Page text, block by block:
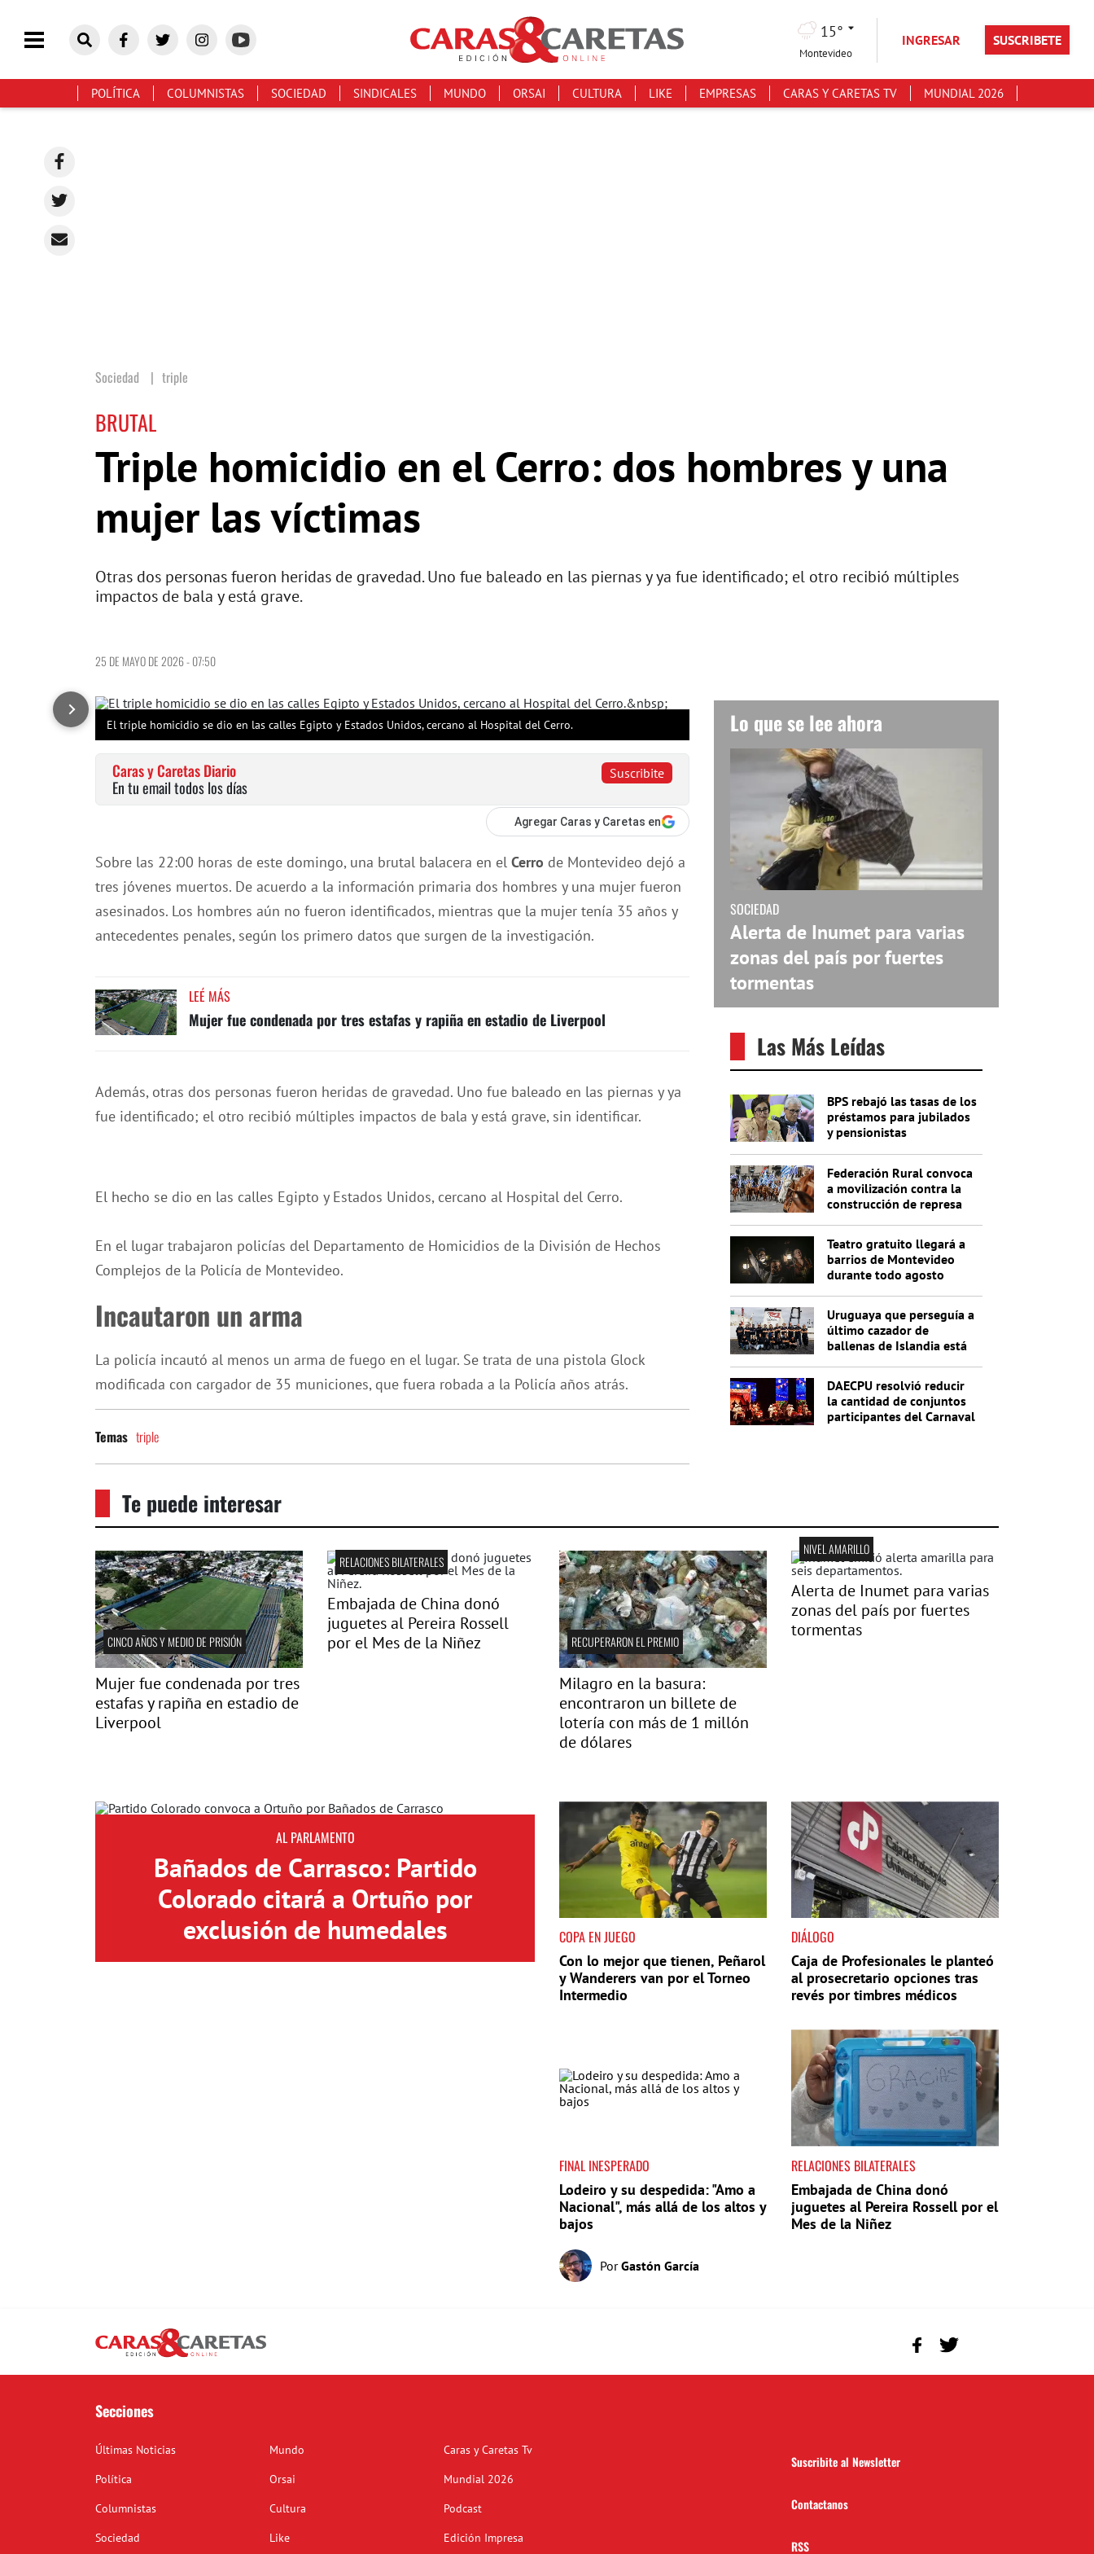
15°
Montevideo
INGRESAR SUSCRIBETE
POLÍTICA COLUMNISTAS SOCIEDAD SINDICALES MUNDO ORSAI CULTURA LIKE EMPRESAS CARAS Y CARETAS TV MUNDIAL 2026
Sociedad triple
BRUTAL
Triple homicidio en el Cerro: dos hombres y una
mujer las víctimas
Otras dos personas fueron heridas de gravedad. Uno fue baleado en las piernas y ya fue identificado; el otro recibió múltiples
impactos de bala y está grave.
25 DE MAYO DE 2026 - 07:50
El triple homicidio se dio en las calles Egipto y Estados Unidos, cercano al Hospital del Cerro.
Suscribite
Caras y Caretas Diario
En tu email todos los días
Agregar Caras y Caretas en
Sobre las 22:00 horas de este domingo, una brutal balacera en el Cerro de Montevideo dejó a
tres jóvenes muertos. De acuerdo a la información primaria dos hombres y una mujer fueron
asesinados. Los hombres aún no fueron identificados, mientras que la mujer tenía 35 años y
antecedentes penales, según los primero datos que surgen de la investigación.
LEÉ MÁS
Mujer fue condenada por tres estafas y rapiña en estadio de Liverpool
Además, otras dos personas fueron heridas de gravedad. Uno fue baleado en las piernas y ya
fue identificado; el otro recibió múltiples impactos de bala y está grave, sin identificar.
El hecho se dio en las calles Egipto y Estados Unidos, cercano al Hospital del Cerro.
En el lugar trabajaron policías del Departamento de Homicidios de la División de Hechos
Complejos de la Policía de Montevideo.
Incautaron un arma
La policía incautó al menos un arma de fuego en el lugar. Se trata de una pistola Glock
modificada con cargador de 35 municiones, que fuera robada a la Policía años atrás.
Temas triple
Lo que se lee ahora
SOCIEDAD
Alerta de Inumet para varias
zonas del país por fuertes
tormentas
Las Más Leídas
BPS rebajó las tasas de los
préstamos para jubilados
y pensionistas
Federación Rural convoca
a movilización contra la
construcción de represa
Teatro gratuito llegará a
barrios de Montevideo
durante todo agosto
Uruguaya que perseguía a
último cazador de
ballenas de Islandia está
DAECPU resolvió reducir
la cantidad de conjuntos
participantes del Carnaval
Te puede interesar
CINCO AÑOS Y MEDIO DE PRISIÓN
Mujer fue condenada por tres
estafas y rapiña en estadio de
Liverpool
RELACIONES BILATERALES
Embajada de China donó
juguetes al Pereira Rossell
por el Mes de la Niñez
RECUPERARON EL PREMIO
Milagro en la basura:
encontraron un billete de
lotería con más de 1 millón
de dólares
NIVEL AMARILLO
Alerta de Inumet para varias
zonas del país por fuertes
tormentas
AL PARLAMENTO
Bañados de Carrasco: Partido
Colorado citará a Ortuño por
exclusión de humedales
COPA EN JUEGO
Con lo mejor que tienen, Peñarol
y Wanderers van por el Torneo
Intermedio
DIÁLOGO
Caja de Profesionales le planteó
al prosecretario opciones tras
revés por timbres médicos
FINAL INESPERADO
Lodeiro y su despedida: "Amo a
Nacional", más allá de los altos y
bajos
PorGastón García
RELACIONES BILATERALES
Embajada de China donó
juguetes al Pereira Rossell por el
Mes de la Niñez
Secciones
Últimas Noticias
Política
Columnistas
Sociedad
Mundo
Orsai
Cultura
Like
Caras y Caretas Tv
Mundial 2026
Podcast
Edición Impresa
Suscribite al Newsletter
Contactanos
RSS